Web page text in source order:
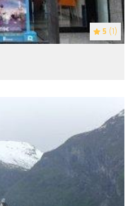
5 (1)